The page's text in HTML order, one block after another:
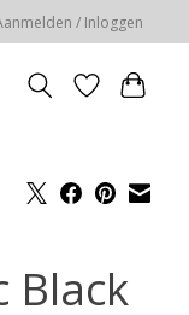
/ Inloggen
Black